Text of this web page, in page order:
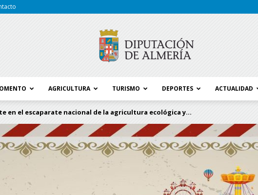
Diputación
AGRICULTURA TURISMO DEPORTES ACTUALIDAD
en el escaparate nacional de la agricultura ecológica y...